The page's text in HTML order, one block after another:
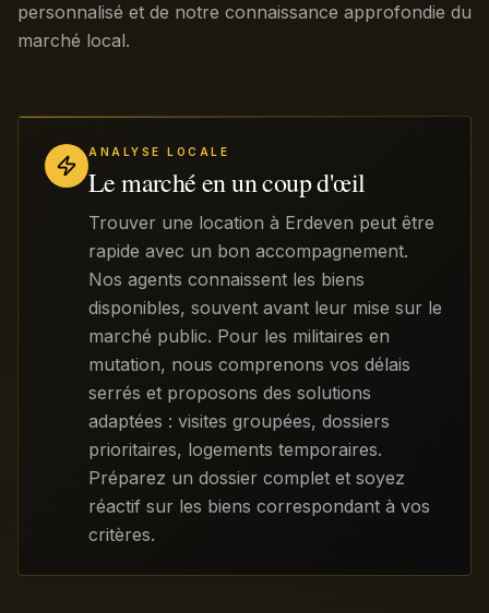
personnalisé et de notre connaissance approfondie du
marché local.
ANALYSE LOCALE
Le marché en un coup d'œil
Trouver une location à Erdeven peut être
rapide avec un bon accompagnement.
Nos agents connaissent les biens
disponibles, souvent avant leur mise sur le
marché public. Pour les militaires en
mutation, nous comprenons vos délais
serrés et proposons des solutions
adaptées : visites groupées, dossiers
prioritaires, logements temporaires.
Préparez un dossier complet et soyez
réactif sur les biens correspondant à vos
critères.